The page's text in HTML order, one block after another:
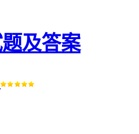
及答案